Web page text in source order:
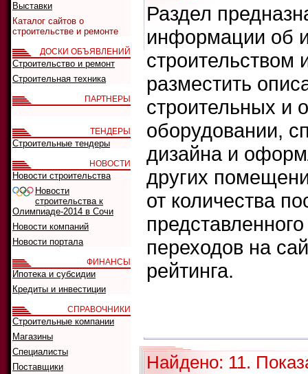
Раздел
информации об
разместить
строительных и
оборудовании,
дизайна и
других
от количества
переходов на
рейтинга.
Найдено: 11.
Выставки
Каталог сайтов о
строительстве и ремонте
ДОСКИ ОБЪЯВЛЕНИЙ
Строительство и ремонт
Строительная техника
ПАРТНЕРЫ
ТЕНДЕРЫ
Строительные тендеры
НОВОСТИ
Новости строительства
Новости
строительства к
Олимпиаде-2014 в Сочи
Новости компаний
Новости портала
ФИНАНСЫ
Ипотека и субсидии
Кредиты и инвестиции
СПРАВОЧНИКИ
Строительные компании
Магазины
Специалисты
Поставщики